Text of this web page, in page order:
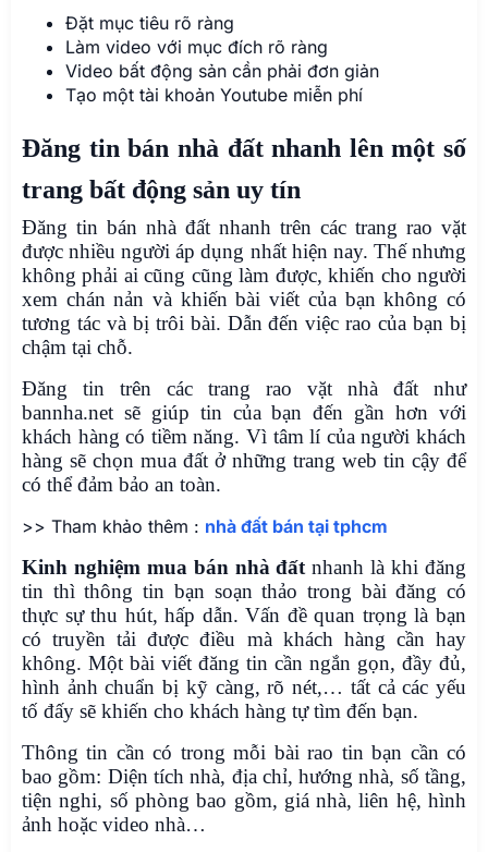
Đặt mục tiêu rõ ràng
Làm video với mục đích rõ ràng
Video bất động sản cần phải đơn giản
Tạo một tài khoản Youtube miễn phí
Đăng tin bán nhà đất nhanh lên một số
trang bất động sản uy tín
Đăng tin bán nhà đất nhanh trên các trang rao vặt
được nhiều người áp dụng nhất hiện nay. Thế nhưng
không phải ai cũng cũng làm được, khiến cho người
xem chán nản và khiến bài viết của bạn không có
tương tác và bị trôi bài. Dẫn đến việc rao của bạn bị
chậm tại chỗ.
Đăng tin trên các trang rao vặt nhà đất như
bannha.net sẽ giúp tin của bạn đến gần hơn với
khách hàng có tiềm năng. Vì tâm lí của người khách
hàng sẽ chọn mua đất ở những trang web tin cậy để
có thể đảm bảo an toàn.
>> Tham khảo thêm : nhà đất bán tại tphcm
Kinh nghiệm mua bán nhà đất nhanh là khi đăng
tin thì thông tin bạn soạn thảo trong bài đăng có
thực sự thu hút, hấp dẫn. Vấn đề quan trọng là bạn
có truyền tải được điều mà khách hàng cần hay
không. Một bài viết đăng tin cần ngắn gọn, đầy đủ,
hình ảnh chuẩn bị kỹ càng, rõ nét,… tất cả các yếu
tố đấy sẽ khiến cho khách hàng tự tìm đến bạn.
Thông tin cần có trong mỗi bài rao tin bạn cần có
bao gồm: Diện tích nhà, địa chỉ, hướng nhà, số tầng,
tiện nghi, số phòng bao gồm, giá nhà, liên hệ, hình
ảnh hoặc video nhà…